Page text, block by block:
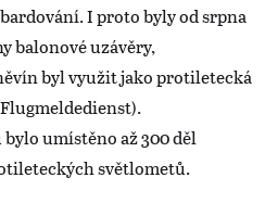
I proto byly od srpna
balonové uzávěry,
byl využit jako protiletecká
umístěno až 300 děl
světlometů.